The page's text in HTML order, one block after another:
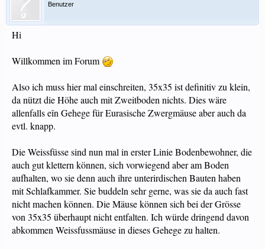
Benutzer
Hi
Willkommen im Forum
Also ich muss hier mal einschreiten, 35x35 ist definitiv zu klein,
da nützt die Höhe auch mit Zweitboden nichts. Dies wäre
allenfalls eîn Gehege für Eurasische Zwergmäuse aber auch da
evtl. knapp.
Die Weissfüsse sind nun mal in erster Linie Bodenbewohner, die
auch gut klettern können, sich vorwiegend aber am Boden
aufhalten, wo sie denn auch ihre unterirdischen Bauten haben
mit Schlafkammer. Sie buddeln sehr gerne, was sie da auch fast
nicht machen können. Die Mäuse können sich bei der Grösse
von 35x35 überhaupt nicht entfalten. Ich würde dringend davon
abkommen Weissfussmäuse in dieses Gehege zu halten.